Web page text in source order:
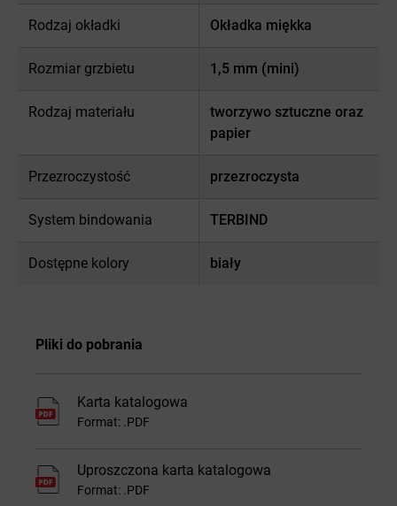
Rodzaj okładki Okładka miękka
Rozmiar grzbietu 1,5 mm (mini)
Rodzaj materiału
tworzywo sztuczne oraz
papier
Przezroczystość przezroczysta
System bindowania TERBIND
Dostępne kolory biały
Pliki do pobrania
Karta katalogowa
Format: .PDF
Uproszczona karta katalogowa
Format: .PDF